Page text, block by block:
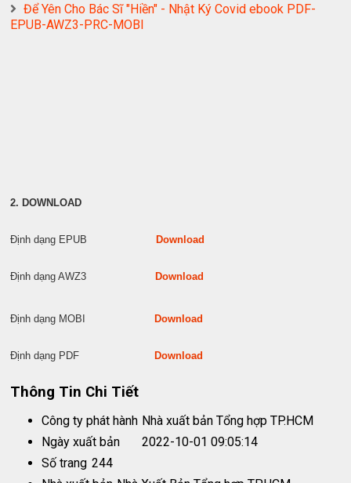
Để Yên Cho Bác Sĩ "Hiền" - Nhật Ký Covid ebook PDF-
EPUB-AWZ3-PRC-MOBI
2. DOWNLOAD
Định dạng EPUBDownload
Định dạng AWZ3Download
Định dạng MOBIDownload
Định dạng PDFDownload
Thông Tin Chi Tiết
Công ty phát hành Nhà xuất bản Tổng hợp TP.HCM
Ngày xuất bản
2022-10-01 09:05:14
Số trang 244